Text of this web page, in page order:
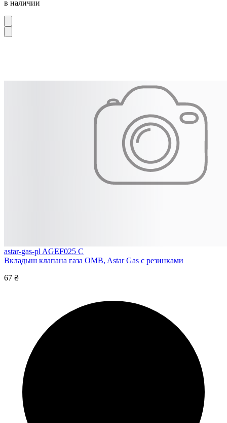
в наличии
astar-gas-pl AGEF025 C
Вкладыш клапана газа OMB, Astar Gas с резинками
67 ₴